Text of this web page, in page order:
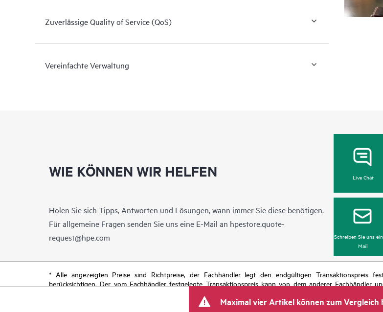
Zuverlässige Quality of Service (QoS)
Vereinfachte Verwaltung
WIE KÖNNEN WIR HELFEN
Holen Sie sich Tipps, Antworten und Lösungen, wann immer Sie diese benötigen.
Für allgemeine Fragen senden Sie uns eine E-Mail an hpestore.quote-
request@hpe.com
Live Chat
Schreiben Sie uns
Mail
* Alle angezeigten Preise sind Richtpreise, der Fachhändler legt den endgültigen Transaktionspreis
berücksichtigen. Der vom Fachhändler festgelegte Transaktionspreis kann von dem anderer Fachhändler
von Produkten, eingeschränkter Produktverfügbarkeit, dem Ende der Lebensdauer von Werbeaktionen und
Maximal vier Artikel können zum